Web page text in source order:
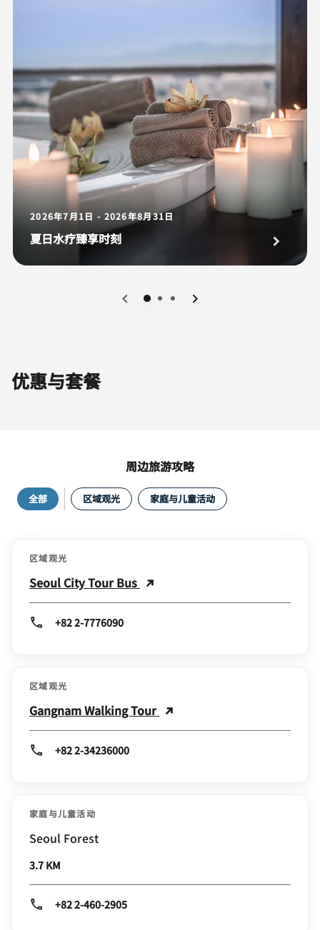
2026年7月1日 - 2026年8月31日
夏日水疗臻享时刻
0 1 2
优惠与套餐
周边旅游攻略
全部 区域观光 家庭与儿童活动
区域观光
Seoul City Tour Bus
+82 2-7776090
区域观光
Gangnam Walking Tour
+82 2-34236000
家庭与儿童活动
Seoul Forest
3.7 KM
+82 2-460-2905